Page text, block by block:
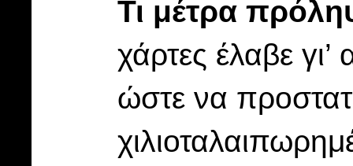
Τι μέτρα
χάρτες έλαβε
ώστε να